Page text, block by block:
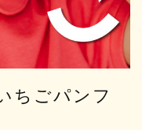
ちごパンフ